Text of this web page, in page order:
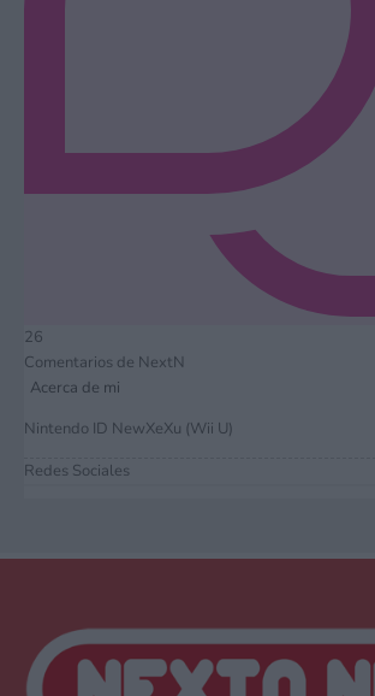
26
Comentarios de NextN
Acerca de mi
Nintendo ID NewXeXu (Wii U)
Redes Sociales